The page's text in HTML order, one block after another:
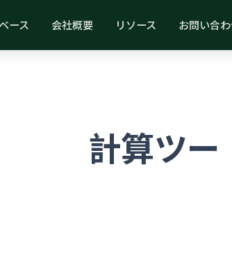
ース 会社概要 リソース お問い合
ス 計算ツー
ショナルツール